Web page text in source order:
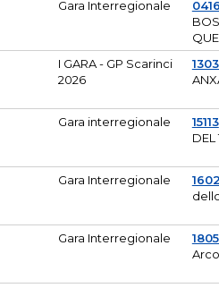
Gara Interregionale
I GARA - GP Scarinci
2026
Gara interregionale 15113
DEL
Gara Interregionale
Gara Interregionale